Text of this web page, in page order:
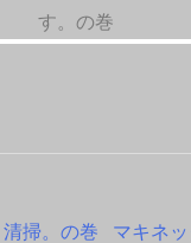
す。の巻
掃。の巻
マキネ